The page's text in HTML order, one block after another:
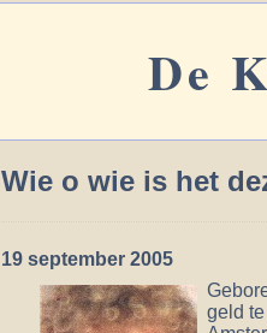
De
Wie o wie is het
19 september 2005
geld